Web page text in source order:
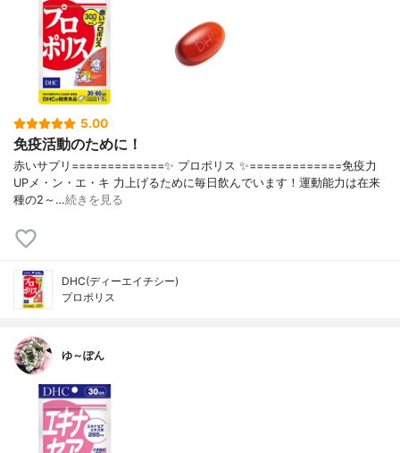
5.00
免疫活動のために！
赤いサプリ=============✨ プロポリス ✨=============免疫力
UPメ・ン・エ・キ 力上げるために毎日飲んでいます！運動能力は在来
種の2～…続きを見る
DHC(ディーエイチシー)
プロポリス
ゆ～ぽん